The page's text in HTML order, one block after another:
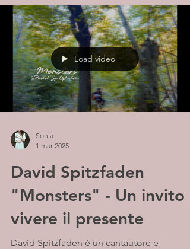
Load video
Sonia
1 mar 2025
David Spitzfaden
"Monsters" - Un invito a
vivere il presente
David Spitzfaden è un cantautore e